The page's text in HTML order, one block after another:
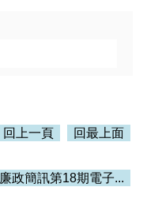
回上一頁 回最上面
廉政簡訊第18期電子...